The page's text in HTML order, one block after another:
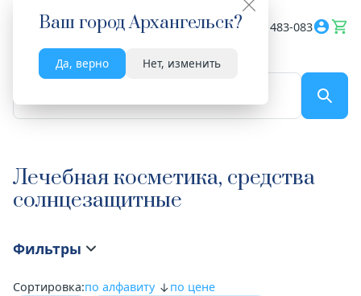
Ваш городАрхангельск?
Да, верно Нет, изменить
Весь сайт 8182 483-083
Лечебная косметика, средства
солнцезащитные
Фильтры
Сортировка:по алфавиту по цене